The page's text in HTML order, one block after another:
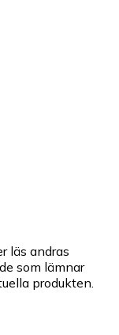
läs andras
som lämnar
produkten.